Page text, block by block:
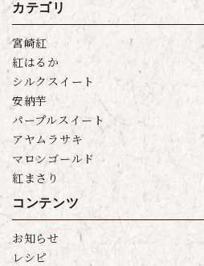
カテゴリ
宮崎紅
紅はるか
シルクスイート
安納芋
パープルスイート
アヤムラサキ
マロンゴールド
紅まさり
コンテンツ
お知らせ
レシピ